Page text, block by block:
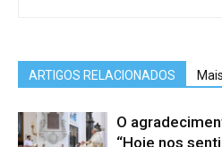
ARTIGOS RELACIONADOS
O
“Hoje nos